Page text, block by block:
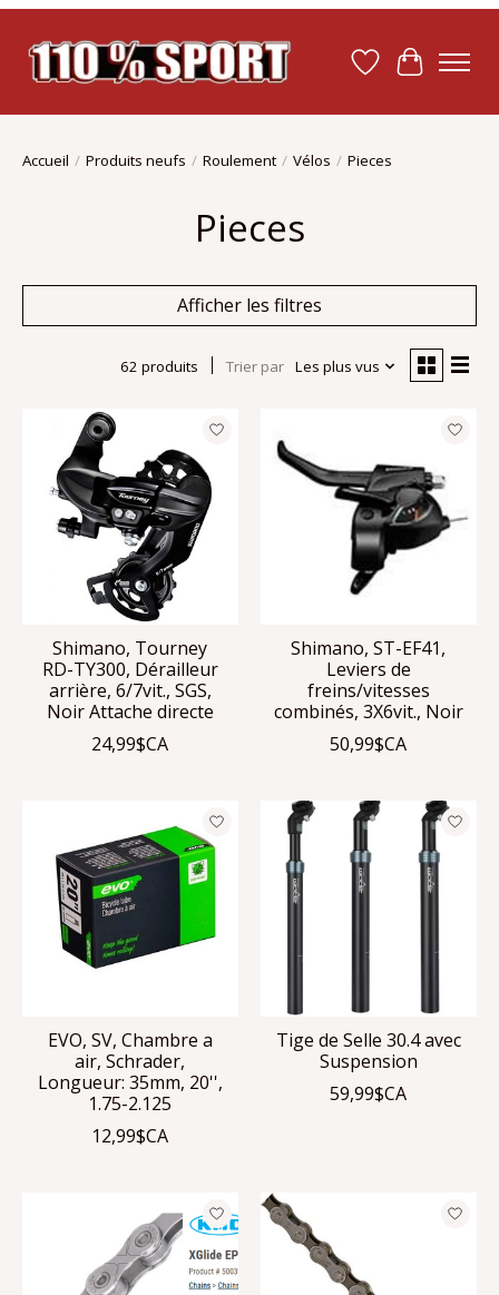
Liste dePanier
Accueil / Produits neufs / Roulement / Vélos / Pieces
Pieces
Afficher les filtres
62 produits Trier par Les plus vus
Shimano, Tourney
RD-TY300, Dérailleur
arrière, 6/7vit., SGS,
Noir Attache directe
24,99$CA
Shimano, ST-EF41,
Leviers de
freins/vitesses
combinés, 3X6vit., Noir
50,99$CA
EVO, SV, Chambre a
air, Schrader,
Longueur: 35mm, 20'',
1.75-2.125
12,99$CA
Tige de Selle 30.4 avec
Suspension
59,99$CA